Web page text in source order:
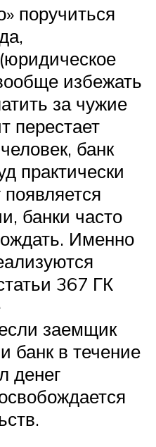
поручиться
избежать
за чужие
перестает
банк
практически
банки часто
Именно
367 ГК
заемщик
банк в течение
денег